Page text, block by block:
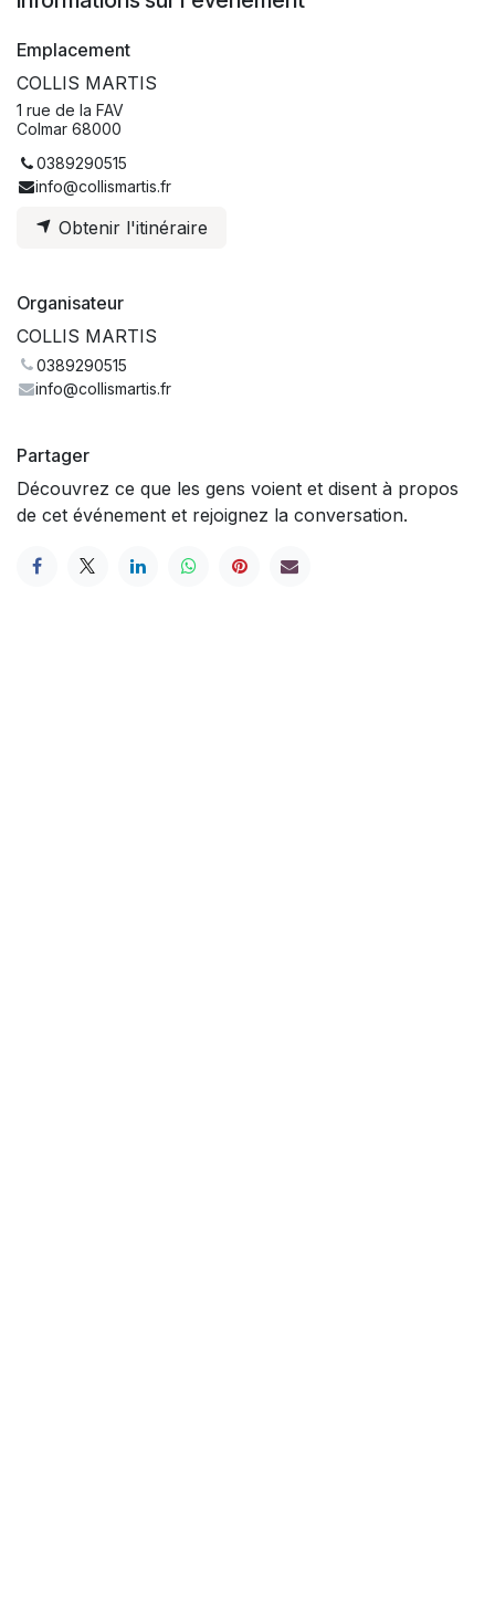
Emplacement
COLLIS MARTIS
1 rue de la FAV
Colmar 68000
0389290515
info@collismartis.fr
Obtenir l'itinéraire
Organisateur
COLLIS MARTIS
0389290515
info@collismartis.fr
Partager
Découvrez ce que les gens voient et disent à propos
de cet événement et rejoignez la conversation.